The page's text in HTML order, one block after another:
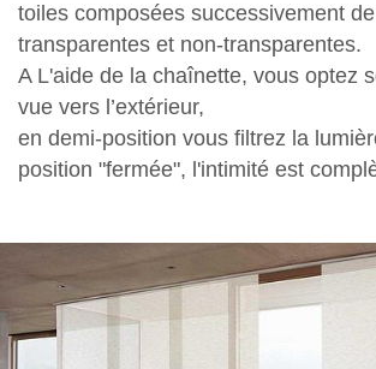
toiles composées successivement
transparentes et non-transparentes.
A L'aide de la chaînette, vous optez
vue vers l’extérieur,
en demi-position vous filtrez la
position "fermée", l'intimité est